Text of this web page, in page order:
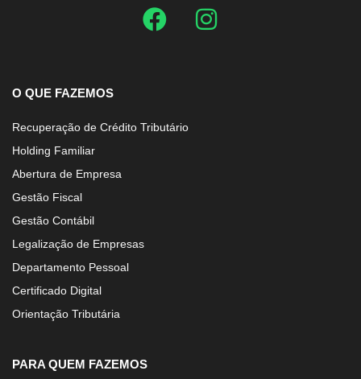
O QUE FAZEMOS
Recuperação de Crédito Tributário
Holding Familiar
Abertura de Empresa
Gestão Fiscal
Gestão Contábil
Legalização de Empresas
Departamento Pessoal
Certificado Digital
Orientação Tributária
PARA QUEM FAZEMOS